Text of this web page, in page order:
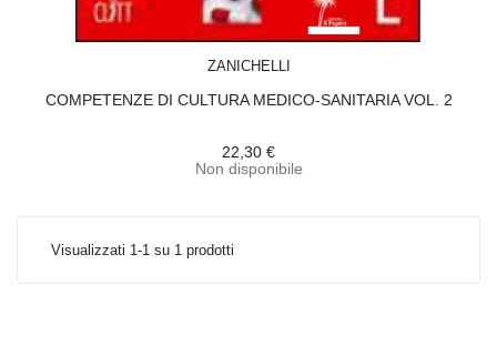
ZANICHELLI
COMPETENZE DI CULTURA MEDICO-SANITARIA VOL. 2
22,30 €
Non disponibile
Visualizzati 1-1 su 1 prodotti